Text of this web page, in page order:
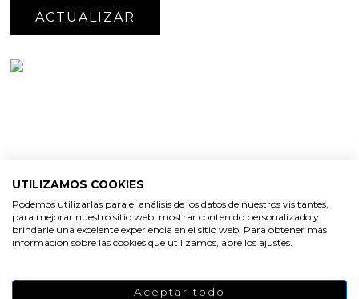
PRODUCTOS
RELACIONADOS
UTILIZAMOS COOKIES
Podemos utilizarlas para el análisis de los datos de nuestros visitantes,
para mejorar nuestro sitio web, mostrar contenido personalizado y
brindarle una excelente experiencia en el sitio web. Para obtener más
información sobre las cookies que utilizamos, abre los ajustes.
Aceptar todo